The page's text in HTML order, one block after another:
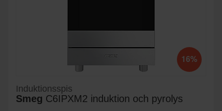
16%
Induktionsspis
Smeg C6IPXM2 induktion och pyrolys